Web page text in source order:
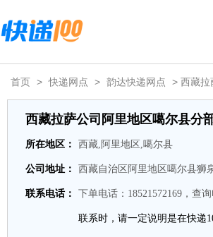
首页 > 快递网点 > 韵达快递网点 > 西藏拉
西藏拉萨公司阿里地区噶尔县分
所在地区： 西藏,阿里地区,噶尔县
公司地址： 西藏自治区阿里地区噶尔县狮
联系电话： 下单电话：18521572169，查
联系时，请一定说明是在快递